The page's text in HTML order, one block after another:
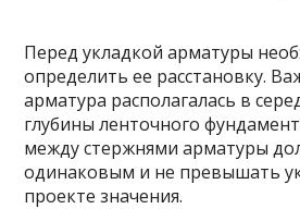
Перед укладкой арматуры
определить ее расстановку.
арматура располагалась в
глубины ленточного
между стержнями арматуры
одинаковым и не превышать
проекте значения.